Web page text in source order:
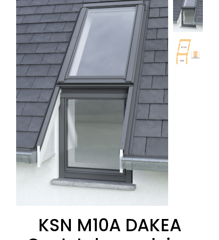
KSN M10A DAKEA